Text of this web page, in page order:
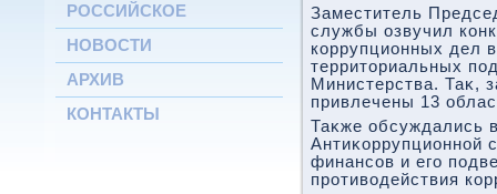
РОССИЙСКОЕ
НОВОСТИ
АРХИВ
КОНТАКТЫ
Заместитель
службы озвучил
коррупционных дел
территοриальных
Министерства. Таκ,
привлечены 13
Таκже обсуждались
Антиκоррупционной
финансов и его
противοдействия